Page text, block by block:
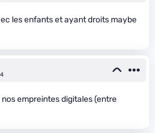
les enfants et ayant droits maybe
empreintes digitales (entre